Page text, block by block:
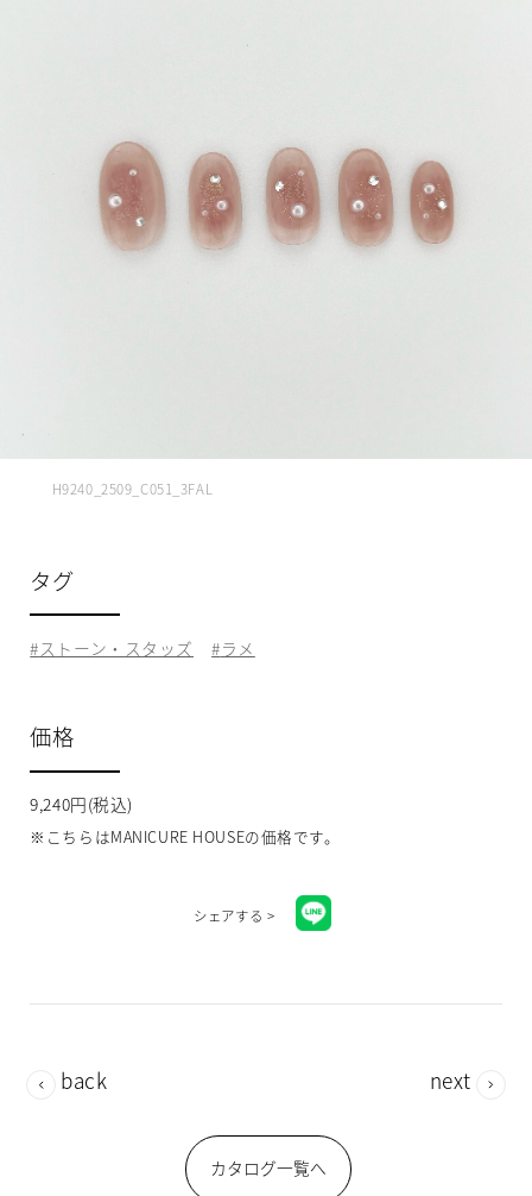
H9240_2509_C051_3FAL
タグ
ストーン・スタッズ ラメ
価格
9,240円(税込)
※こちらはMANICURE HOUSEの価格です。
シェアする >
back
カタログ一覧へ
next